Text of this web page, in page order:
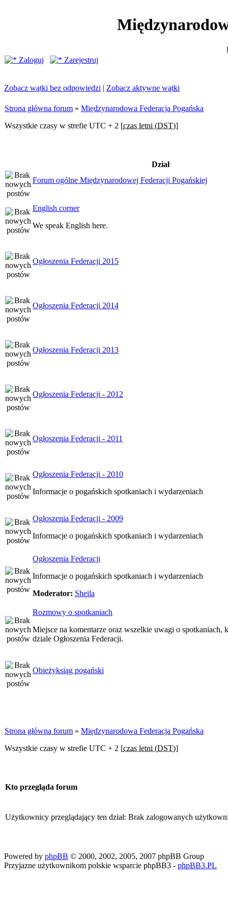
Zaloguj
Zarejestruj
Zobacz wątki bez odpowiedzi | Zobacz aktywne wątki
Strona główna forum » Międzynarodowa Federacja Pogańska
Wszystkie czasy w strefie UTC + 2 [czas letni (DST)]
Dział
Forum ogólne Międzynarodowej Federacji Pogańskiej
English corner
We speak English here.
Ogłoszenia Federacji 2015
Ogłoszenia Federacji 2014
Ogłoszenia Federacji 2013
Ogłoszenia Federacji - 2012
Ogłoszenia Federacji - 2011
Ogłoszenia Federacji - 2010
Informacje o pogańskich spotkaniach i wydarzeniach
Ogłoszenia Federacji - 2009
Informacje o pogańskich spotkaniach i wydarzeniach
Ogłoszenia Federacji
Informacje o pogańskich spotkaniach i wydarzeniach
Moderator: Sheila
Rozmowy o spotkaniach
Miejsce na komentarze oraz wszelkie uwagi o spotkaniach,
dziale Ogłoszenia Federacji.
Obieżyksiąg pogański
Strona główna forum » Międzynarodowa Federacja Pogańska
Wszystkie czasy w strefie UTC + 2 [czas letni (DST)]
Kto przegląda forum
Użytkownicy przeglądający ten dział: Brak zalogowanych
Powered by phpBB © 2000, 2002, 2005, 2007 phpBB Group
Przyjazne użytkownikom polskie wsparcie phpBB3 - phpBB3.PL